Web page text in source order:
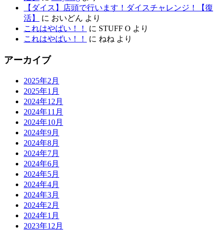
【ダイス】店頭で行います！ダイスチャレンジ！【復
活】
に おいどん より
これはやばい！！
に STUFF O より
これはやばい！！
に ねね より
アーカイブ
2025年2月
2025年1月
2024年12月
2024年11月
2024年10月
2024年9月
2024年8月
2024年7月
2024年6月
2024年5月
2024年4月
2024年3月
2024年2月
2024年1月
2023年12月